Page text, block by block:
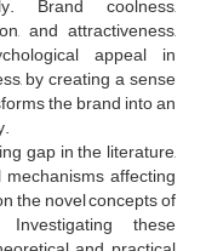
Brand coolness,
and attractiveness,
appeal in
by creating a sense
the brand into an
gap in the literature,
affecting
the novel concepts of
these